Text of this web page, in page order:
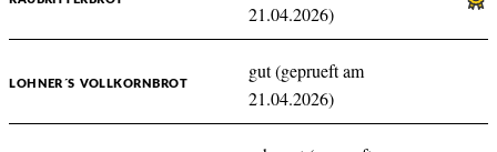
21.04.2026)
LOHNER´S VOLLKORNBROT
gut (geprueft am
21.04.2026)